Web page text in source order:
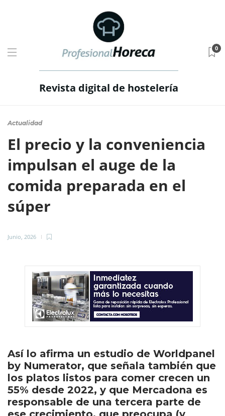
Revista digital de hostelería
0
Actualidad
El precio y la conveniencia
impulsan el auge de la
comida preparada en el
súper
Junio, 2026
Así lo afirma un estudio de Worldpanel
by Numerator, que señala también que
los platos listos para comer crecen un
55% desde 2022, y que Mercadona es
responsable de una tercera parte de